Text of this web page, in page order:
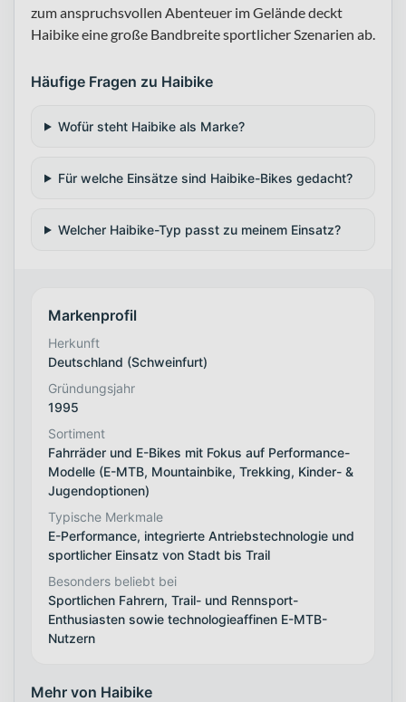
zum anspruchsvollen Abenteuer im Gelände deckt
Haibike eine große Bandbreite sportlicher Szenarien ab.
Häufige Fragen zu Haibike
Wofür steht Haibike als Marke?
Für welche Einsätze sind Haibike-Bikes gedacht?
Welcher Haibike-Typ passt zu meinem Einsatz?
Markenprofil
Herkunft
Deutschland (Schweinfurt)
Gründungsjahr
1995
Sortiment
Fahrräder und E-Bikes mit Fokus auf Performance-
Modelle (E-MTB, Mountainbike, Trekking, Kinder- &
Jugendoptionen)
Typische Merkmale
E-Performance, integrierte Antriebstechnologie und
sportlicher Einsatz von Stadt bis Trail
Besonders beliebt bei
Sportlichen Fahrern, Trail- und Rennsport-
Enthusiasten sowie technologieaffinen E-MTB-
Nutzern
Mehr von Haibike